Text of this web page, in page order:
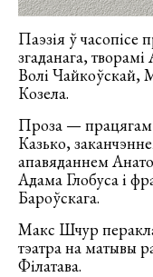
Паэзія ў часопісе
згаданага,
Волі Чайкоўскай,
Козела.
Проза — працягам
Казько,
апавяданнем
Адама Глобуса і
Бароўскага.
Макс Шчур
тэатра на матывы
Філатава.